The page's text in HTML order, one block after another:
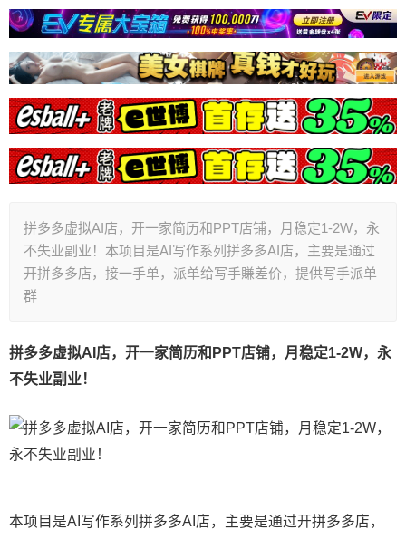
拼多多虚拟AI店，开一家简历和PPT店铺，月稳定1-2W，永
不失业副业！本项目是AI写作系列拼多多AI店，主要是通过
开拼多多店，接一手单，派单给写手賺差价，提供写手派单
群
拼多多虚拟AI店，开一家简历和PPT店铺，月稳定1-2W，永
不失业副业！
本项目是AI写作系列拼多多AI店，主要是通过开拼多多店，